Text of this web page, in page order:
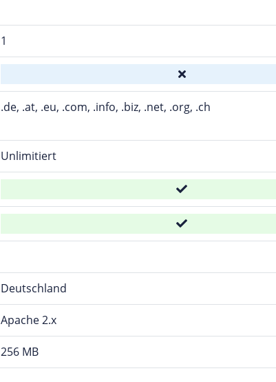
1
.de, .at, .eu, .com, .info, .biz, .net, .org, .ch
Unlimitiert
Deutschland
Apache 2.x
256 MB